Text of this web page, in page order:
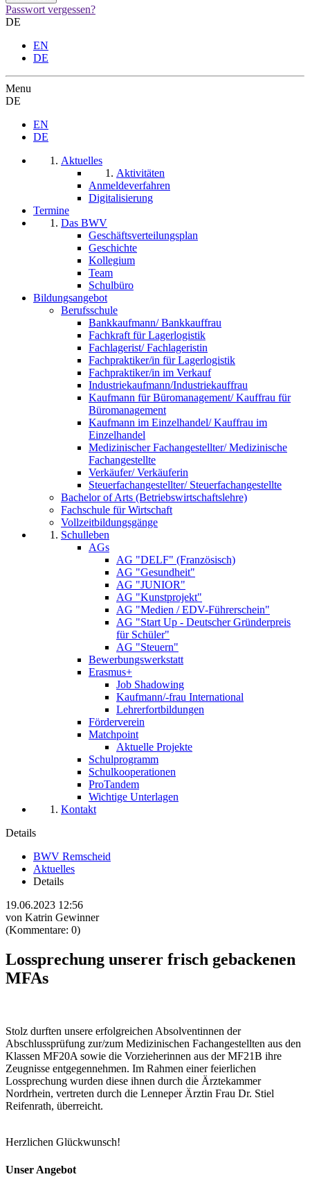
Passwort vergessen?
DE
EN
DE
Menu
DE
EN
DE
Aktuelles
Aktivitäten
Anmeldeverfahren
Digitalisierung
Termine
Das BWV
Geschäftsverteilungsplan
Geschichte
Kollegium
Team
Schulbüro
Bildungsangebot
Berufsschule
Bankkaufmann/ Bankkauffrau
Fachkraft für Lagerlogistik
Fachlagerist/ Fachlageristin
Fachpraktiker/in für Lagerlogistik
Fachpraktiker/in im Verkauf
Industriekaufmann/Industriekauffrau
Kaufmann für Büromanagement/ Kauffrau für
Büromanagement
Kaufmann im Einzelhandel/ Kauffrau im
Einzelhandel
Medizinischer Fachangestellter/ Medizinische
Fachangestellte
Verkäufer/ Verkäuferin
Steuerfachangestellter/ Steuerfachangestellte
Bachelor of Arts (Betriebswirtschaftslehre)
Fachschule für Wirtschaft
Vollzeitbildungsgänge
Schulleben
AGs
AG "DELF" (Französisch)
AG "Gesundheit"
AG "JUNIOR"
AG "Kunstprojekt"
AG "Medien / EDV-Führerschein"
AG "Start Up - Deutscher Gründerpreis
für Schüler"
AG "Steuern"
Bewerbungswerkstatt
Erasmus+
Job Shadowing
Kaufmann/-frau International
Lehrerfortbildungen
Förderverein
Matchpoint
Aktuelle Projekte
Schulprogramm
Schulkooperationen
ProTandem
Wichtige Unterlagen
Kontakt
Details
BWV Remscheid
Aktuelles
Details
19.06.2023 12:56
von Katrin Gewinner
(Kommentare: 0)
Lossprechung unserer frisch gebackenen
MFAs
Stolz durften unsere erfolgreichen Absolventinnen der
Abschlussprüfung zur/zum Medizinischen Fachangestellten aus den
Klassen MF20A sowie die Vorzieherinnen aus der MF21B ihre
Zeugnisse entgegennehmen. Im Rahmen einer feierlichen
Lossprechung wurden diese ihnen durch die Ärztekammer
Nordrhein, vertreten durch die Lenneper Ärztin Frau Dr. Stiel
Reifenrath, überreicht.
Herzlichen Glückwunsch!
Unser Angebot